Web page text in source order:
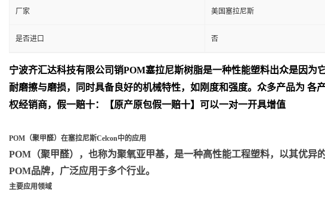
厂家 美国塞拉尼斯
是否进口 否
宁波齐汇达科技有限公司销POM塞拉尼斯树脂是一种性能塑料出众是因为
耐磨擦与磨损，同时具备良好的机械特性，如刚度和强度。众多产品为 各
权经销商，假一赔十：【原产原包假一赔十】可以一对一开具增值
POM（聚甲醛）在塞拉尼斯Celcon中的应用
POM（聚甲醛）
，也称为聚氧亚甲基，是一种高性能工程塑料，以其优异
POM品牌，广泛应用于多个行业。
主要应用领域